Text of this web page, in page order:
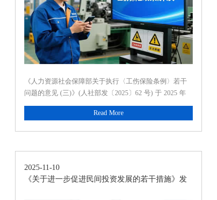
《人力资源社会保障部关于执行〈工伤保险条例〉若干
问题的意见 (三)》(人社部发〔2025〕62 号) 于 2025 年
11 月 13 日正式印发，11 月 2
Read More
2025-11-10
《关于进一步促进民间投资发展的若干措施》发